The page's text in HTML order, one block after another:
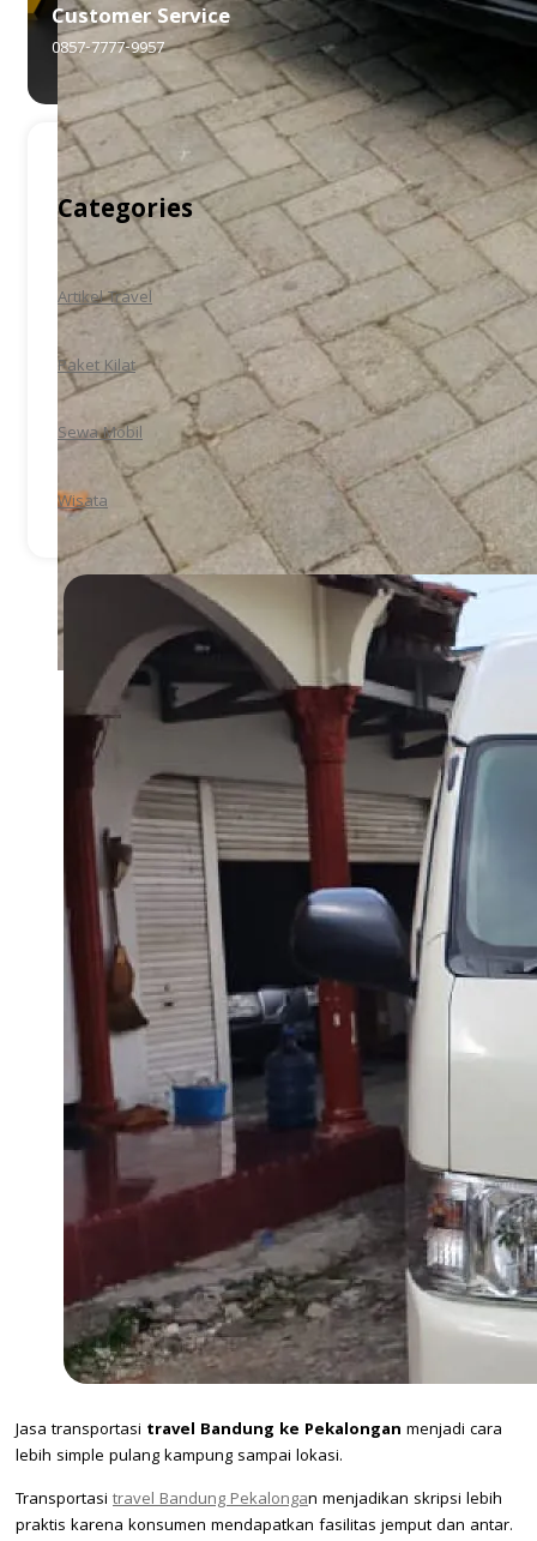
Customer Service
0857-7777-9957
Categories
Artikel Travel
Paket Kilat
Sewa Mobil
Wisata
Jasa transportasi travel Bandung ke Pekalongan menjadi cara
lebih simple pulang kampung sampai lokasi.
Transportasi travel Bandung Pekalongan menjadikan skripsi lebih
praktis karena konsumen mendapatkan fasilitas jemput dan antar.